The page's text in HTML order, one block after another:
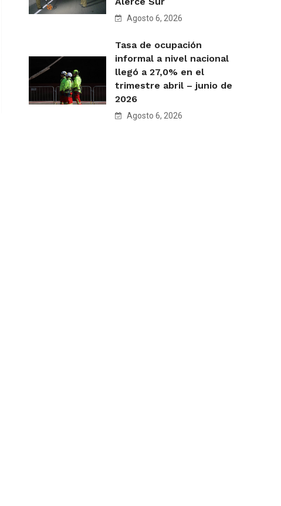
Agosto 6, 2026
Tasa de ocupación
informal a nivel nacional
llegó a 27,0% en el
trimestre abril – junio de
2026
Agosto 6, 2026